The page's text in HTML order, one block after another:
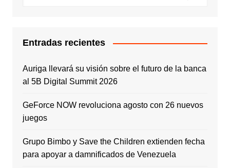
Entradas recientes
Auriga llevará su visión sobre el futuro de la banca
al 5B Digital Summit 2026
GeForce NOW revoluciona agosto con 26 nuevos
juegos
Grupo Bimbo y Save the Children extienden fecha
para apoyar a damnificados de Venezuela